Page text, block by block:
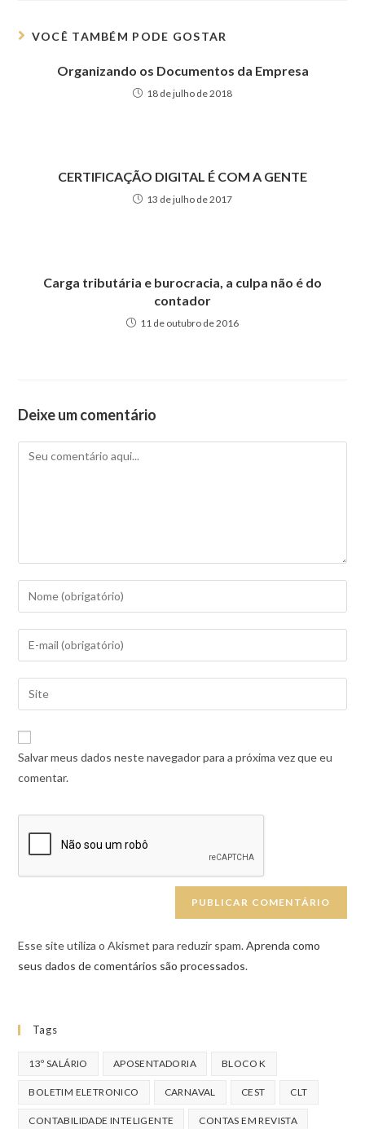
VOCÊ TAMBÉM PODE GOSTAR
Organizando os Documentos da Empresa
18 de julho de 2018
CERTIFICAÇÃO DIGITAL É COM A GENTE
13 de julho de 2017
Carga tributária e burocracia, a culpa não é do
contador
11 de outubro de 2016
Deixe um comentário
Salvar meus dados neste navegador para a próxima vez que eu
comentar.
Esse site utiliza o Akismet para reduzir spam.Aprenda como
seus dados de comentários são processados.
Tags
13º SALÁRIO APOSENTADORIA BLOCO K
BOLETIM ELETRONICO CARNAVAL CEST CLT
CONTABILIDADE INTELIGENTE CONTAS EM REVISTA